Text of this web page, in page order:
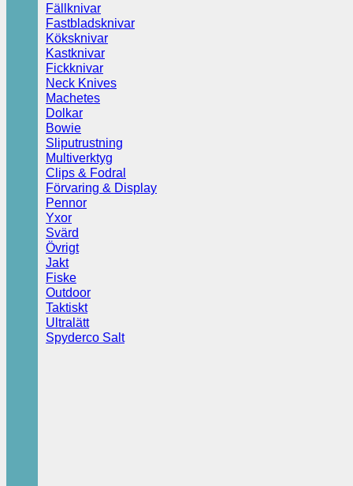
Fällknivar
Fastbladsknivar
Köksknivar
Kastknivar
Fickknivar
Neck Knives
Machetes
Dolkar
Bowie
Sliputrustning
Multiverktyg
Clips & Fodral
Förvaring & Display
Pennor
Yxor
Svärd
Övrigt
Jakt
Fiske
Outdoor
Taktiskt
Ultralätt
Spyderco Salt